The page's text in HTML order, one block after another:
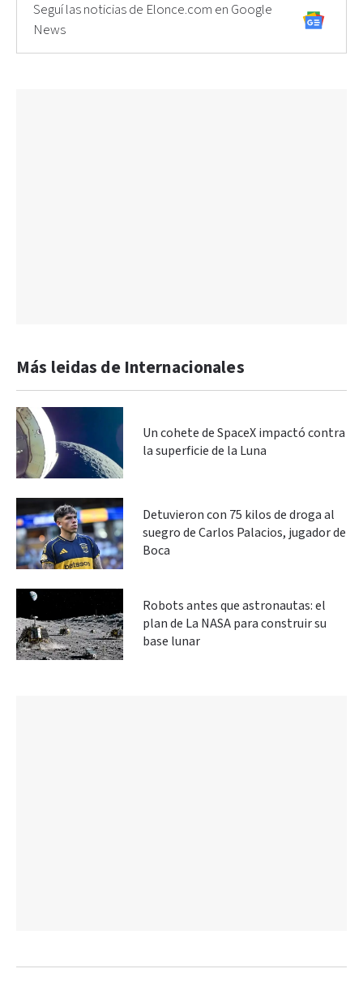
Seguí las noticias de Elonce.com en Google
News
Más leidas de Internacionales
Un cohete de SpaceX impactó contra
la superficie de la Luna
Detuvieron con 75 kilos de droga al
suegro de Carlos Palacios, jugador de
Boca
Robots antes que astronautas: el
plan de La NASA para construir su
base lunar